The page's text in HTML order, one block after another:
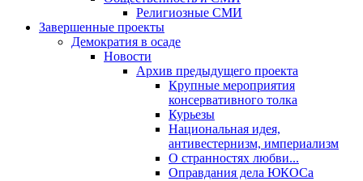
Религиозные СМИ
Завершенные проекты
Демократия в осаде
Новости
Архив предыдущего проекта
Крупные мероприятия
консервативного толка
Курьезы
Национальная идея,
антивестернизм, империализм
О странностях любви...
Оправдания дела ЮКОСа